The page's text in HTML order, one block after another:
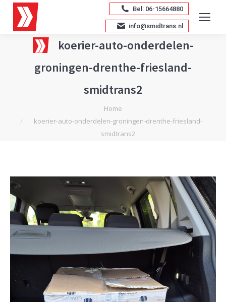
Bel: 06-15664880
info@smidtrans.nl
koerier-auto-onderdelen-
groningen-drenthe-friesland-
smidtrans2
Home
koerier-auto-onderdelen-groningen-drenthe-friesland-
smidtrans2